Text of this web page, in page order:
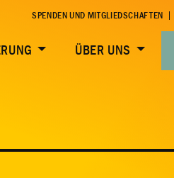
SPENDEN UND MITGLIEDSCHAFTEN
ÜBER UNS